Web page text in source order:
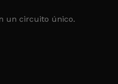
un circuito único.